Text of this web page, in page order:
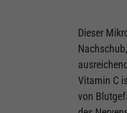
Dieser
Vitamin C
von